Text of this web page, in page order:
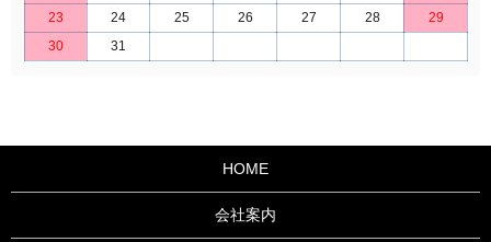
23
24 25 26 27 28
29
30
31
HOME
会社案内